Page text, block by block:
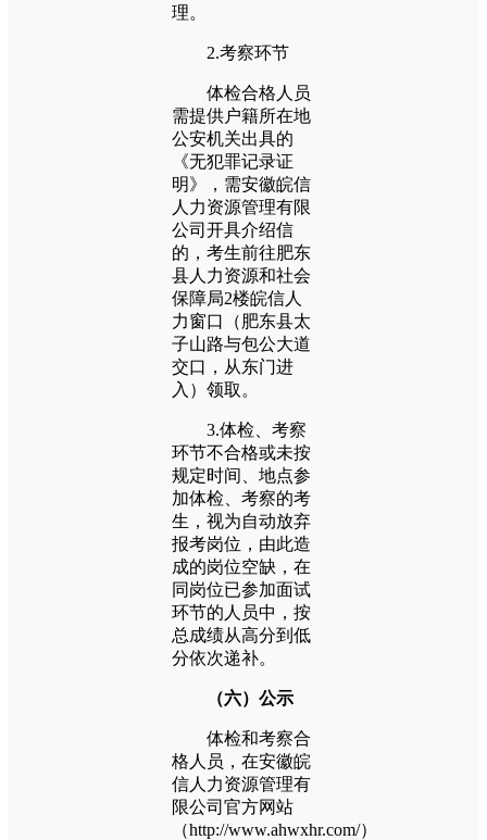
理。
2.考察环节
体检合格人员
需提供户籍所在地
公安机关出具的
《无犯罪记录证
明》，需安徽皖信
人力资源管理有限
公司开具介绍信
的，考生前往肥东
县人力资源和社会
保障局2楼皖信人
力窗口（肥东县太
子山路与包公大道
交口，从东门进
入）领取。
3.体检、考察
环节不合格或未按
规定时间、地点参
加体检、考察的考
生，视为自动放弃
报考岗位，由此造
成的岗位空缺，在
同岗位已参加面试
环节的人员中，按
总成绩从高分到低
分依次递补。
（六）公示
体检和考察合
格人员，在安徽皖
信人力资源管理有
限公司官方网站
（http://www.ahwxhr.com/）